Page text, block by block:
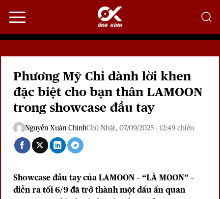
qua
dung
Phương Mỹ Chi dành lời khen
đặc biệt cho bạn thân LAMOON
trong showcase đầu tay
Nguyễn Xuân ChínhChủ Nhật, 07/09/2025 - 12:49 chiều
Showcase đầu tay của LAMOON – “LÀ MOON” –
diễn ra tối 6/9 đã trở thành một dấu ấn quan